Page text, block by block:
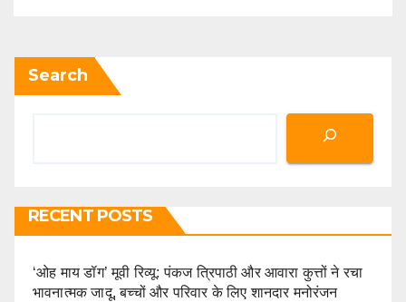
Search
RECENT POSTS
‘ओह माय डॉग’ मूवी रिव्यू: पंकज त्रिपाठी और आवारा कुत्तों ने रचा
भावनात्मक जादू, बच्चों और परिवार के लिए शानदार मनोरंजन